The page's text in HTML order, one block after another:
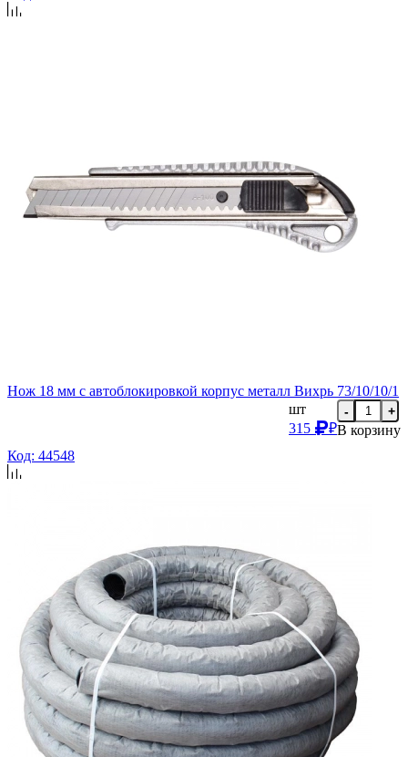
Нож 18 мм с автоблокировкой корпус металл Вихрь 73/10/10/1
шт
315
₽
- +
В корзину
Код: 44548